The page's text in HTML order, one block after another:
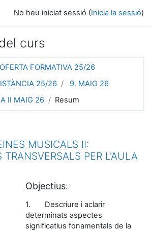
No heu iniciat sessió (Inicia la sessió)
curs
OFERTA FORMATIVA 25/26
25/26
9. MAIG 26
II MAIG 26
Resum
MUSICALS II:
TRANSVERSALS PER L'AULA
Objectius:
1. Descriure i aclarir
determinats aspectes
significatius fonamentals de la